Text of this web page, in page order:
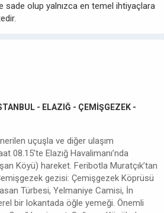
sade olup yalnızca en temel ihtiyaçlara
- ELAZIĞ - ÇEMİŞGEZEK -
uçuşla ve diğer ulaşım
08.15’te Elazığ Havalimanı’nda
Köyü) hareket. Feribotla Muratçık’tan
gezisi: Çemişgezek Köprüsü
Türbesi, Yelmaniye Camisi, İn
bir lokantada öğle yemeği. Önemli